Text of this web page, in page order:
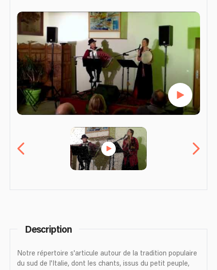
Description
Notre répertoire s'articule autour de la tradition populaire
du sud de l'Italie, dont les chants, issus du petit peuple,